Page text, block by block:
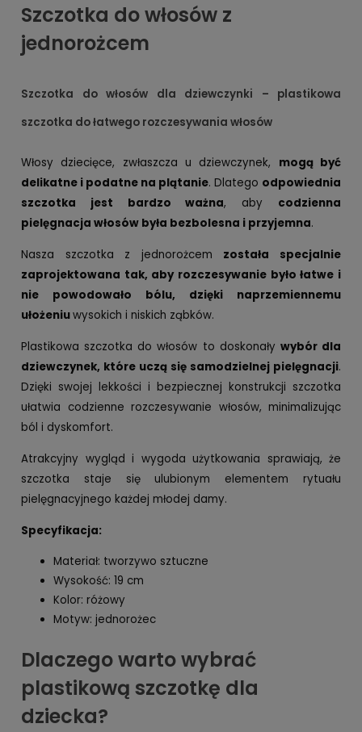
Szczotka do włosów z
jednorożcem
Szczotka do włosów dla dziewczynki – plastikowa
szczotka do łatwego rozczesywania włosów
Włosy dziecięce, zwłaszcza u dziewczynek, mogą być
delikatne i podatne na plątanie. Dlatego odpowiednia
szczotka jest bardzo ważna, aby codzienna
pielęgnacja włosów była bezbolesna i przyjemna.
Nasza szczotka z jednorożcem została specjalnie
zaprojektowana tak, aby rozczesywanie było łatwe i
nie powodowało bólu, dzięki naprzemiennemu
ułożeniuwysokich i niskich ząbków.
Plastikowa szczotka do włosów to doskonały wybór dla
dziewczynek, które uczą się samodzielnej pielęgnacji.
Dzięki swojej lekkości i bezpiecznej konstrukcji szczotka
ułatwia codzienne rozczesywanie włosów, minimalizując
ból i dyskomfort.
Atrakcyjny wygląd i wygoda użytkowania sprawiają, że
szczotka staje się ulubionym elementem rytuału
pielęgnacyjnego każdej młodej damy.
Specyfikacja:
Materiał: tworzywo sztuczne
Wysokość: 19 cm
Kolor: różowy
Motyw: jednorożec
Dlaczego warto wybrać
plastikową szczotkę dla
dziecka?